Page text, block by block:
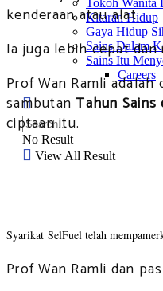
Tokoh Wanita
Kitaran Hidup
Gaya Hidup
Sains Dalam
Sains Itu
Careers
No Result
View All Result
kenderaan atau alat.
Ia juga lebih cepat
Prof Wan Ramli
sambutanTahun
ciptaan itu.
Syarikat SelFuel telah
Prof Wan Ramli dan